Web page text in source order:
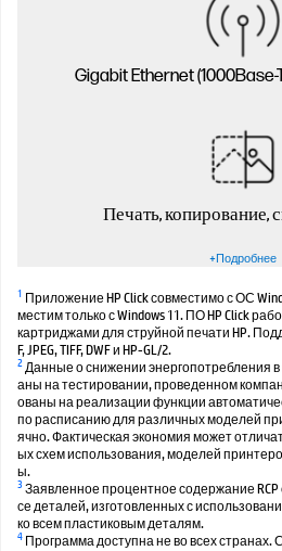
Gigabit Ethernet (1000Base-
Печать, копирование,
+Подробнее
1 Приложение HP Click совместимо с ОС
местим только с Windows 11. ПО HP Click
картриджами для струйной печати HP.
F, JPEG, TIFF, DWF и HP-GL/2.
2Данные о снижении энергопотребления
аны на тестировании, проведенном
ованы на реализации функции
по расписанию для различных моделей
ячно. Фактическая экономия может
ых схем использования, моделей
ы.
3 Заявленное процентное содержание
се деталей, изготовленных с
ко всем пластиковым деталям.
4 Программа доступна не во всех странах.